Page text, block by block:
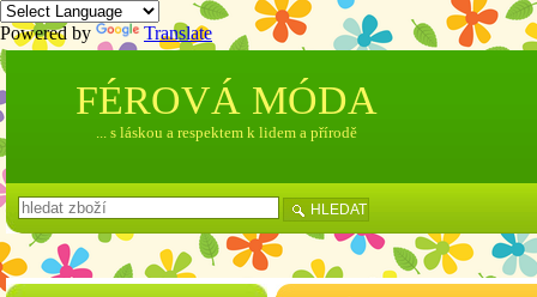
Powered by Translate
FÉROVÁ MÓDA
... s láskou a respektem k lidem a přírodě
HLEDAT